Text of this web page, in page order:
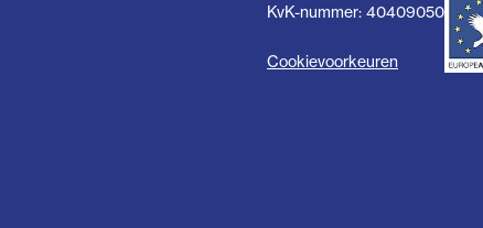
KvK-nummer: 40409050
Cookievoorkeuren